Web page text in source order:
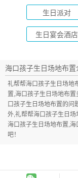
生日派对
生日宴会酒店
海口孩子生日场地布置
礼帮帮海口孩子生日场地
置,海口孩子生日场地布
口孩子生日场地布置的问
外,礼帮帮海口孩子生日
海口孩子生日场地布置,
吧！